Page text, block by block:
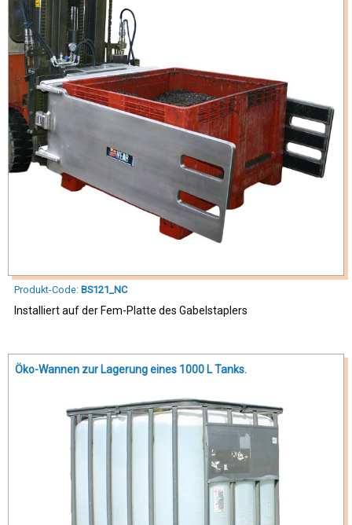
Produkt-Code: BS121_NC
Installiert auf der Fem-Platte des Gabelstaplers
Öko-Wannen zur Lagerung eines 1000 L Tanks.